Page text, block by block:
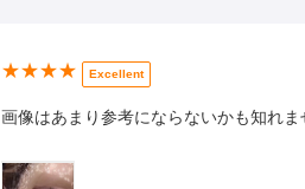
★★★★ Excellent
画像はあまり参考にならないかも知れま